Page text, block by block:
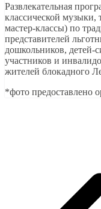
Развлекательная
классической музыки,
мастер-классы) по
представителей
дошкольников, детей-
участников и
жителей блокадного
*фото предоставлено